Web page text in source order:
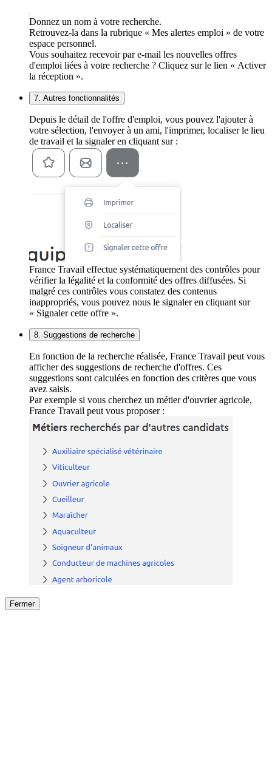
Donnez un nom à votre recherche.
Retrouvez-la dans la rubrique « Mes alertes emploi » de votre
espace personnel.
Vous souhaitez recevoir par e-mail les nouvelles offres
d'emploi liées à votre recherche ? Cliquez sur le lien « Activer
la réception ».
7. Autres fonctionnalités
Depuis le détail de l'offre d'emploi, vous pouvez l'ajouter à
votre sélection, l'envoyer à un ami, l'imprimer, localiser le lieu
de travail et la signaler en cliquant sur :
France Travail effectue systématiquement des contrôles pour
vérifier la légalité et la conformité des offres diffusées. Si
malgré ces contrôles vous constatez des contenus
inappropriés, vous pouvez nous le signaler en cliquant sur
« Signaler cette offre ».
8. Suggestions de recherche
En fonction de la recherche réalisée, France Travail peut vous
afficher des suggestions de recherche d'offres. Ces
suggestions sont calculées en fonction des critères que vous
avez saisis.
Par exemple si vous cherchez un métier d'ouvrier agricole,
France Travail peut vous proposer :
Fermer